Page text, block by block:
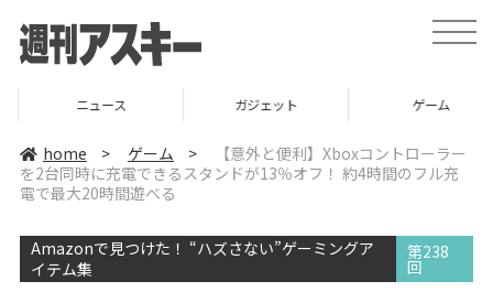
t
o
v
i
ニュース ガジェット ゲーム
home > ゲーム >
【意外と便利】Xboxコントローラー
を2台同時に充電できるスタンドが13％オフ！ 約4時間のフル充
電で最大20時間遊べる
Amazonで見つけた！ “ハズさない”ゲーミングア
イテム集
第238
回